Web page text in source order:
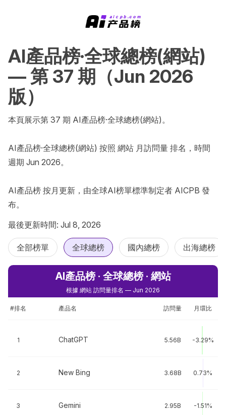
AI產品榜·全球總榜(網站)
— 第 37 期（Jun 2026
版）
本頁展示第 37 期 AI產品榜·全球總榜(網站)。
AI產品榜·全球總榜(網站) 按照 網站 月訪問量 排名，時間
週期 Jun 2026。
AI產品榜 按月更新，由全球AI榜單標準制定者 AICPB 發
布。
最後更新時間: Jul 8, 2026
全部榜單 全球總榜 國內總榜 出海總榜
AI產品榜 · 全球總榜 · 網站
根據 網站 訪問量排名 — Jun 2026
#排名 產品名 訪問量 月環比
1 ChatGPT 5.56B -3.29%
2 New Bing 3.68B 0.73%
3 Gemini 2.95B -1.51%